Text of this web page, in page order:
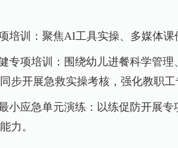
培训：聚焦AI工具实操、多媒体课
专项培训：围绕幼儿进餐科学管
步开展急救实操考核 ， 强化教职工
小应急单元演练：以练促防开展
力。